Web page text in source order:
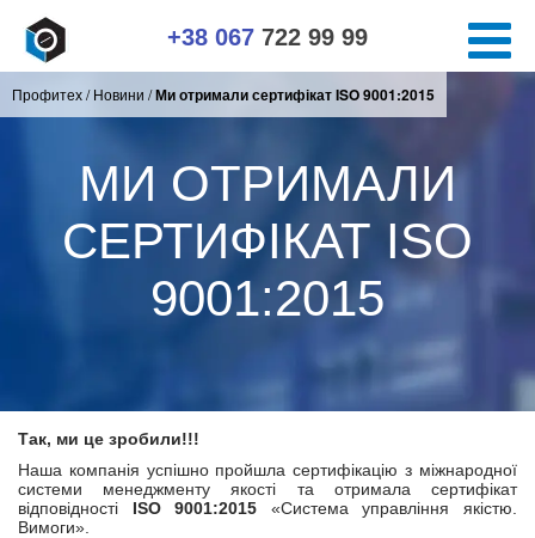
+38 067722 99 99
Профитех/Новини /Ми отримали сертифікат ISO 9001:2015
МИ ОТРИМАЛИ
СЕРТИФІКАТ ISO
9001:2015
Так, ми це зробили!!!
Наша компанія успішно пройшла сертифікацію з міжнародної
системи менеджменту якості та отримала сертифікат
відповідності ISO 9001:2015 «Система управління якістю.
Вимоги».